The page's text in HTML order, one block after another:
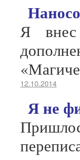
Я
12.10.2014
Я не